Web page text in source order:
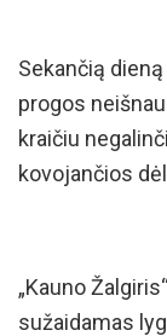
Sekančią
progos
kraičiu
kovojančios
„Kauno
sužaidamas